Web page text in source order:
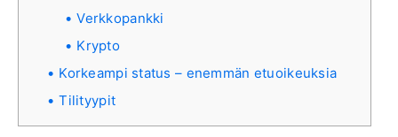
Verkkopankki
Krypto
Korkeampi status – enemmän etuoikeuksia
Tilityypit